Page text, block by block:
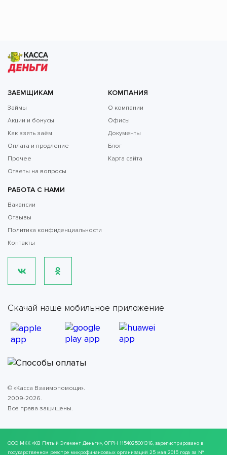
ЗАЕМЩИКАМ
Займы
Акции и бонусы
Как взять заём
Оплата и продление
Прочее
Ответы на вопросы
КОМПАНИЯ
О компании
Офисы
Документы
Блог
Карта сайта
РАБОТА С НАМИ
Вакансии
Отзывы
Политика конфиденциальности
Контакты
Скачай наше мобильное приложение
© «Касса Взаимопомощи».
2009-2026.
Все права защищены.
ООО МКК «КВ Пятый Элемент Деньги», ОГРН 1154025001316, зарегистрировано в
государственном реестре микрофинансовых организаций 25 мая 2015 года за №